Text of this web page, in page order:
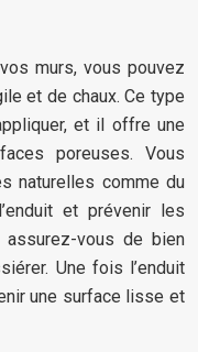
murs, vous pouvez
et de chaux. Ce type
et il offre une
poreuses. Vous
naturelles comme du
et prévenir les
assurez-vous de bien
Une fois l’enduit
une surface lisse et